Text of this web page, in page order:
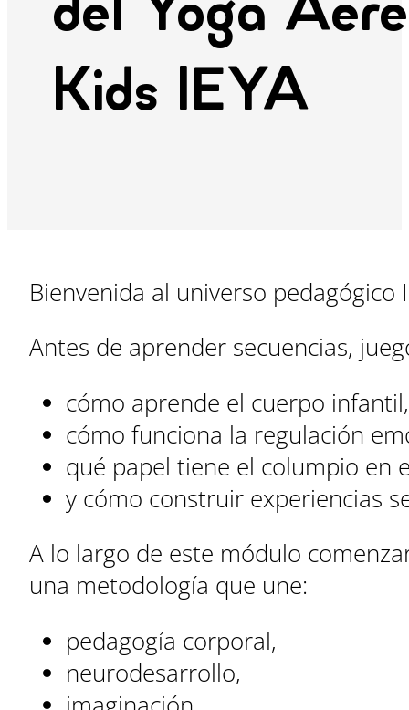
del Yoga
Kids IEYA
Bienvenida al universo pedagógico
Antes de aprender secuencias,
cómo aprende el cuerpo infantil,
cómo funciona la regulación
qué papel tiene el columpio en
y cómo construir experiencias
A lo largo de este módulo
una metodología que une:
pedagogía corporal,
neurodesarrollo,